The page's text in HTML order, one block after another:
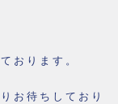
おります。
お待ちしており